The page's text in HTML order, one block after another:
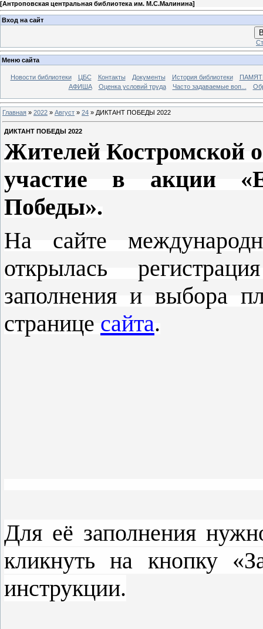
[Антроповская центральная библиотека им. М.С.Малинина]
Вход на сайт
Меню сайта
Новости библиотеки ЦБС Контакты Документы История библиотеки
АФИША
Оценка условий труда Часто задаваемые воп...
Главная » 2022 » Август » 24 » ДИКТАНТ ПОБЕДЫ 2022
ДИКТАНТ ПОБЕДЫ 2022
Жителей Костромской
участие в акции
Победы».
На сайте
открылась
заполнения и выбора
странице сайта.
Для её заполнения
кликнуть на кнопку
инструкции.